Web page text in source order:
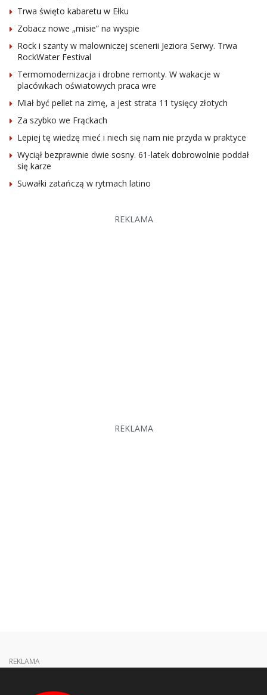
Trwa święto kabaretu w Ełku
Zobacz nowe „misie” na wyspie
Rock i szanty w malowniczej scenerii Jeziora Serwy. Trwa
RockWater Festival
Termomodernizacja i drobne remonty. W wakacje w
placówkach oświatowych praca wre
Miał być pellet na zimę, a jest strata 11 tysięcy złotych
Za szybko we Frąckach
Lepiej tę wiedzę mieć i niech się nam nie przyda w praktyce
Wyciął bezprawnie dwie sosny. 61-latek dobrowolnie poddał
się karze
Suwałki zatańczą w rytmach latino
REKLAMA
REKLAMA
REKLAMA